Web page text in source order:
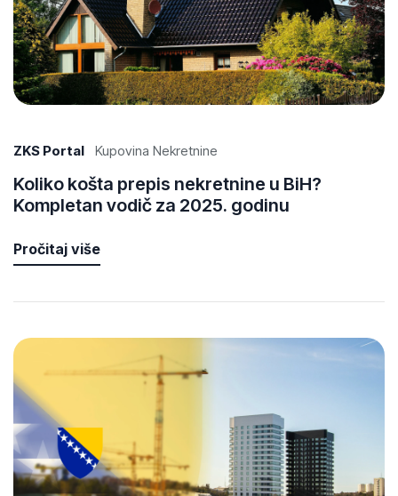
ZKS Portal Kupovina Nekretnine
Koliko košta prepis nekretnine u BiH?
Kompletan vodič za 2025. godinu
Pročitaj više